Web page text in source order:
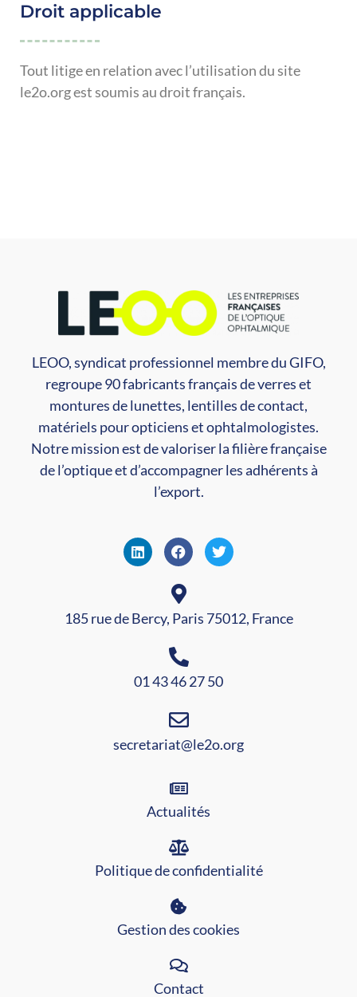
Droit applicable
Tout litige en relation avec l’utilisation du site
le2o.org est soumis au droit français.
LEOO, syndicat professionnel membre du GIFO,
regroupe 90 fabricants français de verres et
montures de lunettes, lentilles de contact,
matériels pour opticiens et ophtalmologistes.
Notre mission est de valoriser la filière française
de l’optique et d’accompagner les adhérents à
l’export.
185 rue de Bercy, Paris 75012, France
01 43 46 27 50
secretariat@le2o.org
Actualités
Politique de confidentialité
Gestion des cookies
Contact